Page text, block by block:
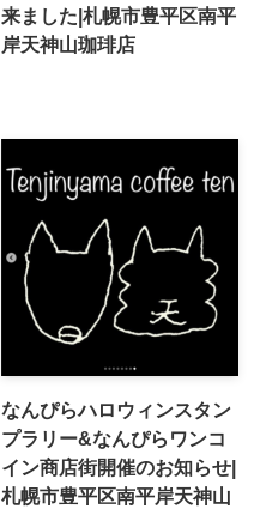
来ました|札幌市豊平区南平
岸天神山珈琲店
なんぴらハロウィンスタン
プラリー&なんぴらワンコ
イン商店街開催のお知らせ|
札幌市豊平区南平岸天神山